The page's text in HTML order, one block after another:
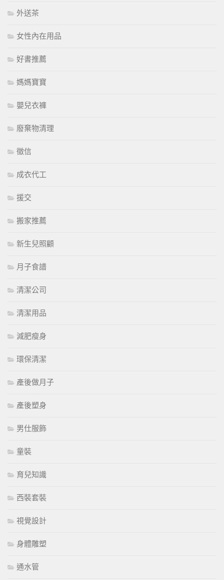
外送茶
女性內在用品
好書推薦
媽媽寶寶
嬰兒衣褲
廢棄物清理
徵信
成衣代工
援交
搬家推薦
新生兒照顧
月子食譜
清潔公司
清潔用品
減肥瘦身
環保清潔
產後做月子
產後塑身
男仕服飾
童裝
育兒知識
西裝套裝
視覺設計
身體雕塑
通水管